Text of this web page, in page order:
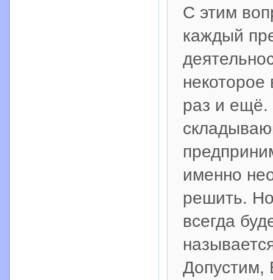
С этим
каждый
раз и ещё.
именно
решить. Но
всегда
Допустим,